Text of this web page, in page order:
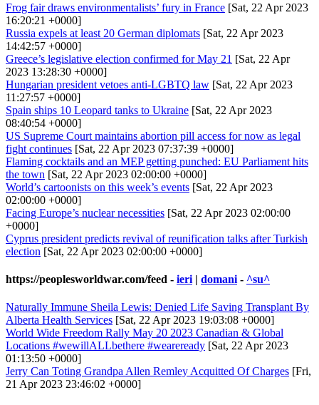
Frog fair draws environmentalists’ fury in France [Sat, 22 Apr 2023
16:20:21 +0000]
Russia expels at least 20 German diplomats [Sat, 22 Apr 2023
14:42:57 +0000]
Greece’s legislative election confirmed for May 21 [Sat, 22 Apr
2023 13:28:30 +0000]
Hungarian president vetoes anti-LGBTQ law [Sat, 22 Apr 2023
11:27:57 +0000]
Spain ships 10 Leopard tanks to Ukraine [Sat, 22 Apr 2023
08:40:54 +0000]
US Supreme Court maintains abortion pill access for now as legal
fight continues [Sat, 22 Apr 2023 07:37:39 +0000]
Flaming cocktails and an MEP getting punched: EU Parliament hits
the town [Sat, 22 Apr 2023 02:00:00 +0000]
World’s cartoonists on this week’s events [Sat, 22 Apr 2023
02:00:00 +0000]
Facing Europe’s nuclear necessities [Sat, 22 Apr 2023 02:00:00
+0000]
Cyprus president predicts revival of reunification talks after Turkish
election [Sat, 22 Apr 2023 02:00:00 +0000]
https://peoplesworldwar.com/feed - ieri | domani - ^su^
Naturally Immune Sheila Lewis: Denied Life Saving Transplant By
Alberta Health Services [Sat, 22 Apr 2023 19:03:08 +0000]
World Wide Freedom Rally May 20 2023 Canadian & Global
Locations #wewillALLbethere #weareready [Sat, 22 Apr 2023
01:13:50 +0000]
Jerry Can Toting Grandpa Allen Remley Acquitted Of Charges [Fri,
21 Apr 2023 23:46:02 +0000]